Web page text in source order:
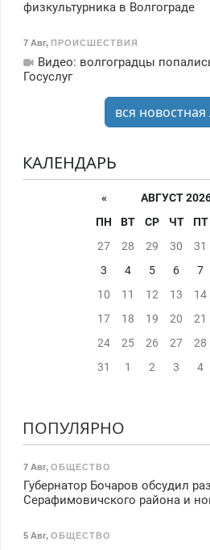
физкультурника в Волгограде
7 Авг, ПРОИСШЕСТВИЯ
Видео: волгоградцы
Госуслуг
вся новостная
КАЛЕНДАРЬ
«
АВГУСТ
ПН
ВТ СР ЧТ ПТ
27
28 29 30 31
3
4 5 6 7
10
11 12 13 14
17
18 19 20 21
24
25 26 27 28
31
1 2 3 4
ПОПУЛЯРНО
7 Авг, ОБЩЕСТВО
Губернатор Бочаров обсудил
Серафимовичского района и
5 Авг, ОБЩЕСТВО